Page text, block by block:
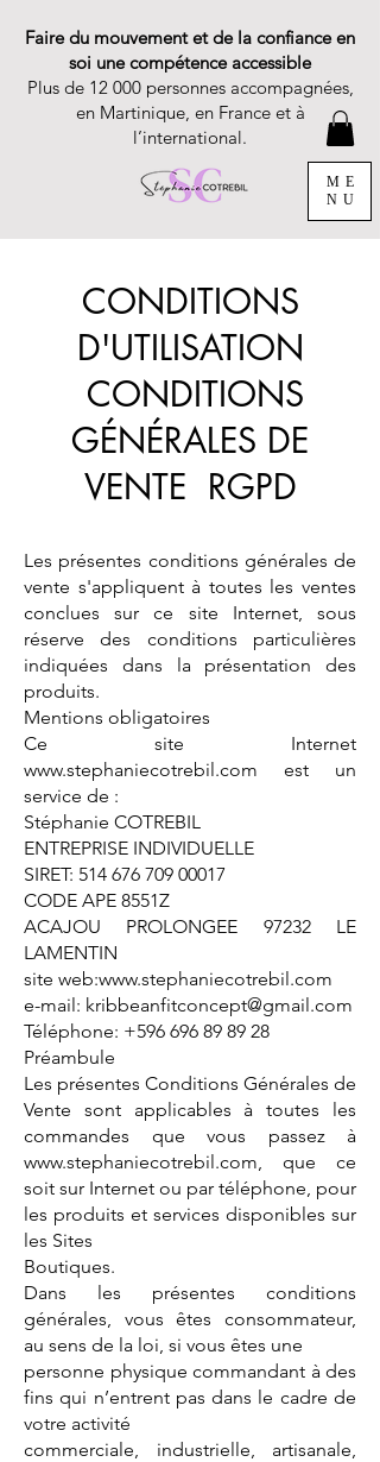
Faire du mouvement et de la confiance en
soi une compétence accessible
Plus de 12 000 personnes accompagnées,
en Martinique, en France et à
l’international.
ME
NU
CONDITIONS
D'UTILISATION
CONDITIONS
GÉNÉRALES DE
VENTE RGPD
Les présentes conditions générales de
vente s'appliquent à toutes les ventes
conclues sur ce site Internet, sous
réserve des conditions particulières
indiquées dans la présentation des
produits.
Mentions obligatoires
Ce site Internet
www.stephaniecotrebil.com est un
service de :
Stéphanie COTREBIL
ENTREPRISE INDIVIDUELLE
SIRET: 514 676 709 00017
CODE APE 8551Z
ACAJOU PROLONGEE 97232 LE
LAMENTIN
site web:www.stephaniecotrebil.com
e-mail: kribbeanfitconcept@gmail.com
Téléphone: +596 696 89 89 28
Préambule
Les présentes Conditions Générales de
Vente sont applicables à toutes les
commandes que vous passez à
www.stephaniecotrebil.com, que ce
soit sur Internet ou par téléphone, pour
les produits et services disponibles sur
les Sites
Boutiques.
Dans les présentes conditions
générales, vous êtes consommateur,
au sens de la loi, si vous êtes une
personne physique commandant à des
fins qui n’entrent pas dans le cadre de
votre activité
commerciale, industrielle, artisanale,